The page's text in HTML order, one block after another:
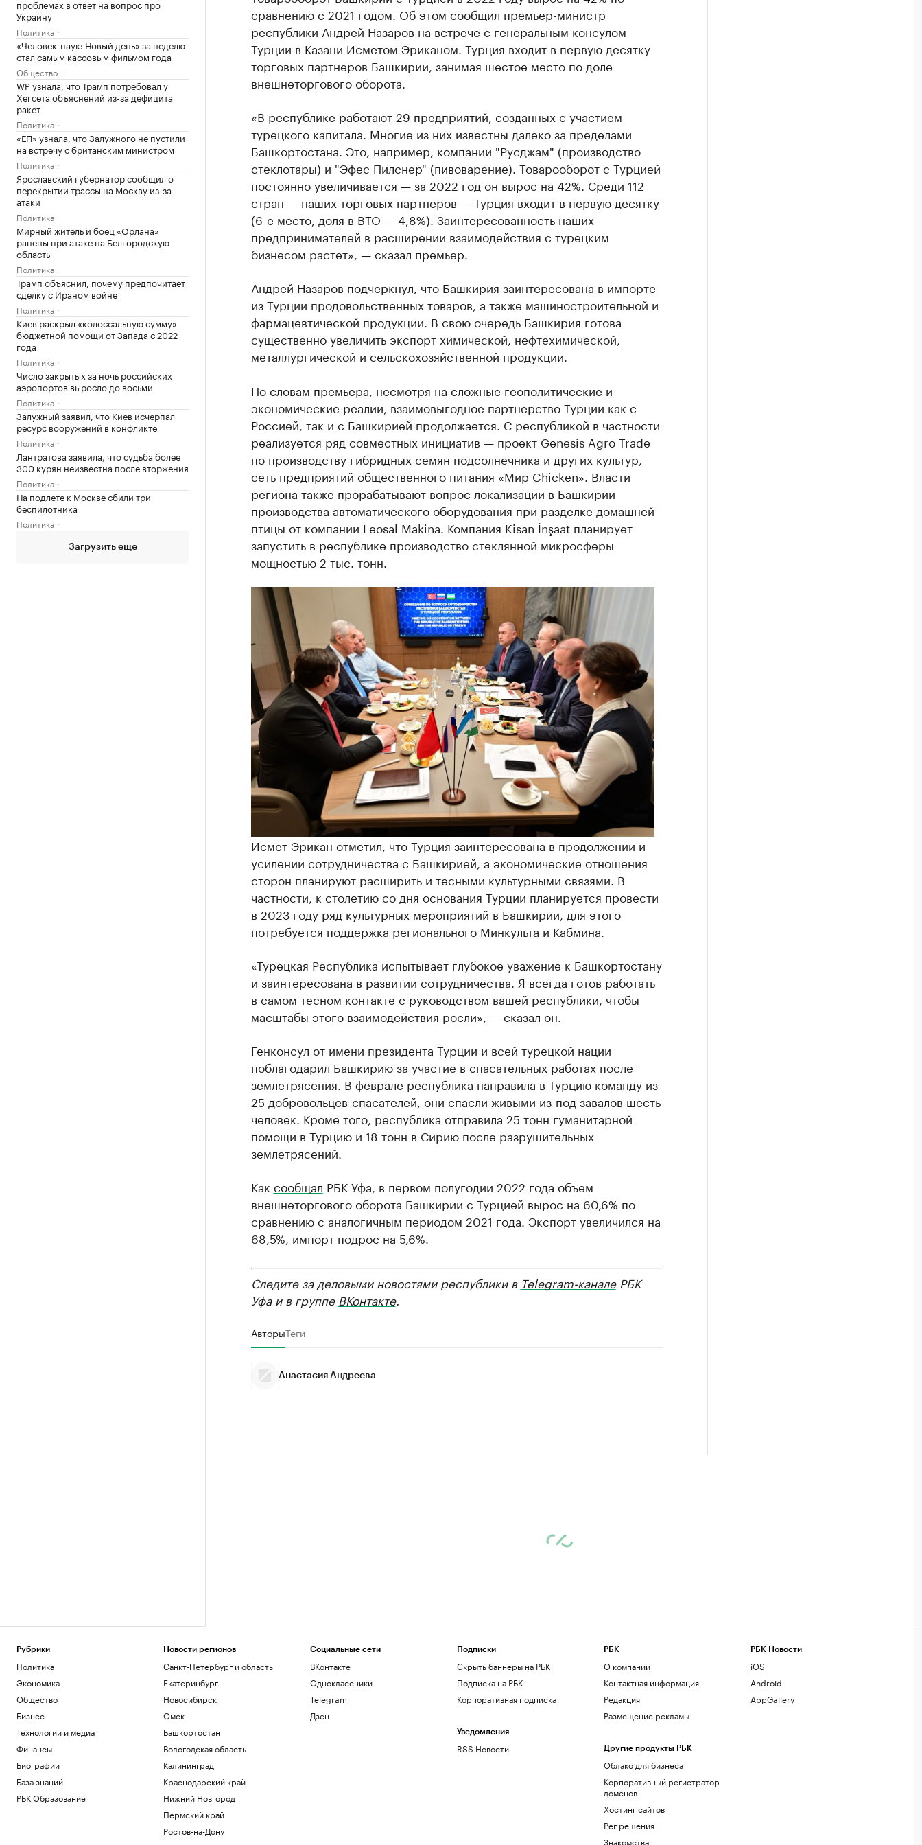
проблемах в ответ на вопрос про
Украину
Политика
«Человек-паук: Новый день» за неделю
стал самым кассовым фильмом года
Общество
WP узнала, что Трамп потребовал у
Хегсета объяснений из-за дефицита
ракет
Политика
«ЕП» узнала, что Залужного не пустили
на встречу с британским министром
Политика
Ярославский губернатор сообщил о
перекрытии трассы на Москву из-за
атаки
Политика
Мирный житель и боец «Орлана»
ранены при атаке на Белгородскую
область
Политика
Трамп объяснил, почему предпочитает
сделку с Ираном войне
Политика
Киев раскрыл «колоссальную сумму»
бюджетной помощи от Запада с 2022
года
Политика
Число закрытых за ночь российских
аэропортов выросло до восьми
Политика
Залужный заявил, что Киев исчерпал
ресурс вооружений в конфликте
Политика
Лантратова заявила, что судьба более
300 курян неизвестна после вторжения
Политика
На подлете к Москве сбили три
беспилотника
Политика
Загрузить еще
сравнению с 2021 годом. Об этом сообщил премьер-министр
республики Андрей Назаров на встрече с генеральным консулом
Турции в Казани Исметом Эриканом. Турция входит в первую десятку
торговых партнеров Башкирии, занимая шестое место по доле
внешнеторгового оборота.
«В республике работают 29 предприятий, созданных с участием
турецкого капитала. Многие из них известны далеко за пределами
Башкортостана. Это, например, компании "Русджам" (производство
стеклотары) и "Эфес Пилснер" (пивоварение). Товарооборот с Турцией
постоянно увеличивается — за 2022 год он вырос на 42%. Среди 112
стран — наших торговых партнеров — Турция входит в первую десятку
(6-е место, доля в ВТО — 4,8%). Заинтересованность наших
предпринимателей в расширении взаимодействия с турецким
бизнесом растет», — сказал премьер.
Андрей Назаров подчеркнул, что Башкирия заинтересована в импорте
из Турции продовольственных товаров, а также машиностроительной и
фармацевтической продукции. В свою очередь Башкирия готова
существенно увеличить экспорт химической, нефтехимической,
металлургической и сельскохозяйственной продукции.
По словам премьера, несмотря на сложные геополитические и
экономические реалии, взаимовыгодное партнерство Турции как с
Россией, так и с Башкирией продолжается. С республикой в частности
реализуется ряд совместных инициатив — проект Genesis Agro Trade
по производству гибридных семян подсолнечника и других культур,
сеть предприятий общественного питания «Мир Chicken». Власти
региона также прорабатывают вопрос локализации в Башкирии
производства автоматического оборудования при разделке домашней
птицы от компании Leosal Makina. Компания Kisan İnşaat планирует
запустить в республике производство стеклянной микросферы
мощностью 2 тыс. тонн.
Исмет Эрикан отметил, что Турция заинтересована в продолжении и
усилении сотрудничества с Башкирией, а экономические отношения
сторон планируют расширить и тесными культурными связями. В
частности, к столетию со дня основания Турции планируется провести
в 2023 году ряд культурных мероприятий в Башкирии, для этого
потребуется поддержка регионального Минкульта и Кабмина.
«Турецкая Республика испытывает глубокое уважение к Башкортостану
и заинтересована в развитии сотрудничества. Я всегда готов работать
в самом тесном контакте с руководством вашей республики, чтобы
масштабы этого взаимодействия росли», — сказал он.
Генконсул от имени президента Турции и всей турецкой нации
поблагодарил Башкирию за участие в спасательных работах после
землетрясения. В феврале республика направила в Турцию команду из
25 добровольцев-спасателей, они спасли живыми из-под завалов шесть
человек. Кроме того, республика отправила 25 тонн гуманитарной
помощи в Турцию и 18 тонн в Сирию после разрушительных
землетрясений.
Как сообщал РБК Уфа, в первом полугодии 2022 года объем
внешнеторгового оборота Башкирии с Турцией вырос на 60,6% по
сравнению с аналогичным периодом 2021 года. Экспорт увеличился на
68,5%, импорт подрос на 5,6%.
Следите за деловыми новостями республики в Telegram-каналеРБК
Уфа и в группе ВКонтакте.
АвторыТеги
Анастасия Андреева
Рубрики
Политика
Экономика
Общество
Бизнес
Технологии и медиа
Финансы
Биографии
База знаний
РБК Образование
Новости регионов
Санкт-Петербург и область
Екатеринбург
Новосибирск
Омск
Башкортостан
Вологодская область
Калининград
Краснодарский край
Нижний Новгород
Пермский край
Ростов-на-Дону
Социальные сети
ВКонтакте
Одноклассники
Telegram
Дзен
Подписки
Скрыть баннеры на РБК
Подписка на РБК
Корпоративная подписка
Уведомления
RSS Новости
РБК
О компании
Контактная информация
Редакция
Размещение рекламы
Другие продукты РБК
Облако для бизнеса
Корпоративный регистратор
доменов
Хостинг сайтов
Рег.решения
Знакомства
РБК Новости
iOS
Android
AppGallery